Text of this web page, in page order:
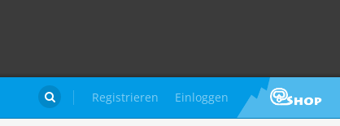
Registrieren Einloggen
